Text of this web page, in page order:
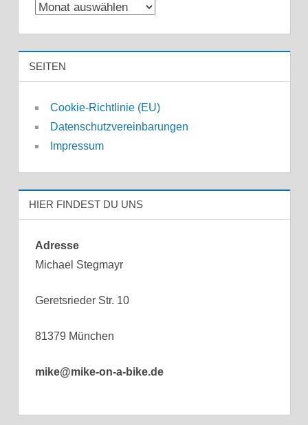
Archiv
SEITEN
Cookie-Richtlinie (EU)
Datenschutzvereinbarungen
Impressum
HIER FINDEST DU UNS
Adresse
Michael Stegmayr
Geretsrieder Str. 10
81379 München
mike@mike-on-a-bike.de